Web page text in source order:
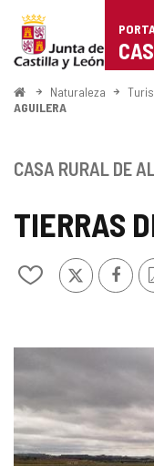
Portal
de
Turismo
de
Castilla
León
InicioNaturaleza
AGUILERA
TIERRAS
Añadir/quitar
X
GALERÍA
DE
IMÁGENES
CASA RURAL DE